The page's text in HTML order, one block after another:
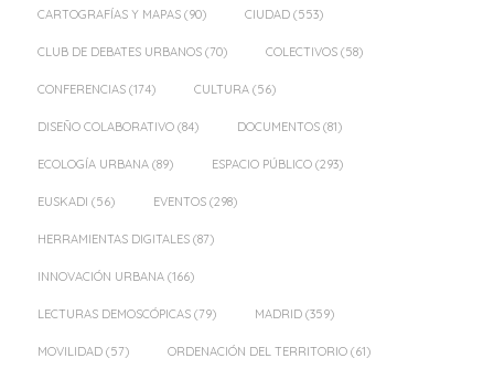
CARTOGRAFÍAS Y MAPAS (90) CIUDAD (553)
CLUB DE DEBATES URBANOS (70) COLECTIVOS (58)
CONFERENCIAS (174) CULTURA (56)
DISEÑO COLABORATIVO (84) DOCUMENTOS (81)
ECOLOGÍA URBANA (89) ESPACIO PÚBLICO (293)
EUSKADI (56) EVENTOS (298)
HERRAMIENTAS DIGITALES (87)
INNOVACIÓN URBANA (166)
LECTURAS DEMOSCÓPICAS (79) MADRID (359)
MOVILIDAD (57) ORDENACIÓN DEL TERRITORIO (61)